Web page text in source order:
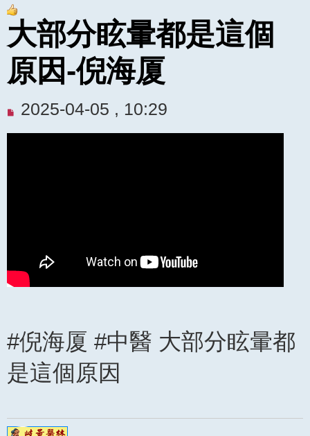
大部分眩暈都是這個
原因-倪海厦
未
閱
2025-04-05 , 10:29
#倪海厦 #中醫 大部分眩暈都
是這個原因